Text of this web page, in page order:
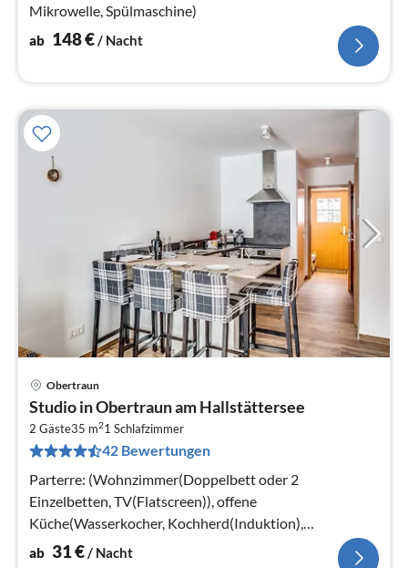
Mikrowelle, Spülmaschine)
ab 148€/ Nacht
Obertraun
Studio in Obertraun am Hallstättersee
2 Gäste35 m21 Schlafzimmer
42 Bewertungen
Parterre: (Wohnzimmer(Doppelbett oder 2
Einzelbetten, TV(Flatscreen)), offene
Küche(Wasserkocher, Kochherd(Induktion),
Kaffeemaschine, Kombi-Mikrowelle, Spülmaschine,
ab 31€/ Nacht